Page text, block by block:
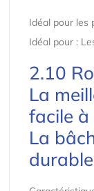
Idéal pour les
Idéal pour :
2.10
La
facile à
La